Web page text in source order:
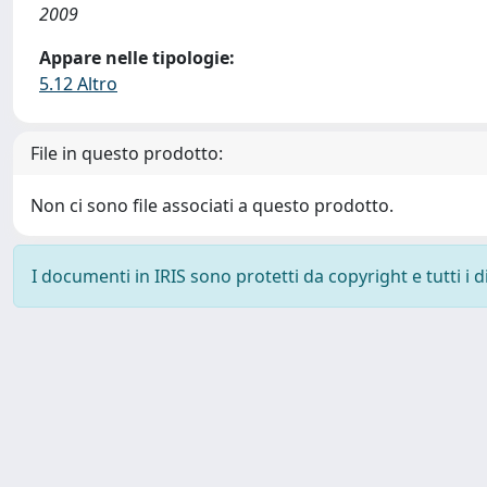
2009
Appare nelle tipologie:
5.12 Altro
File in questo prodotto:
Non ci sono file associati a questo prodotto.
I documenti in IRIS sono protetti da copyright e tutti i